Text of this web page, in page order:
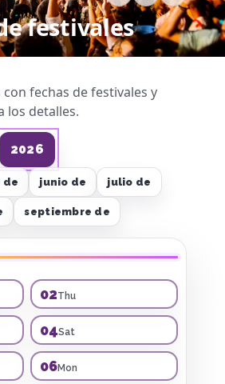
festivales
fechas de festivales y
los detalles.
2026
de junio de julio de
septiembre de
02Thu
04Sat
06Mon